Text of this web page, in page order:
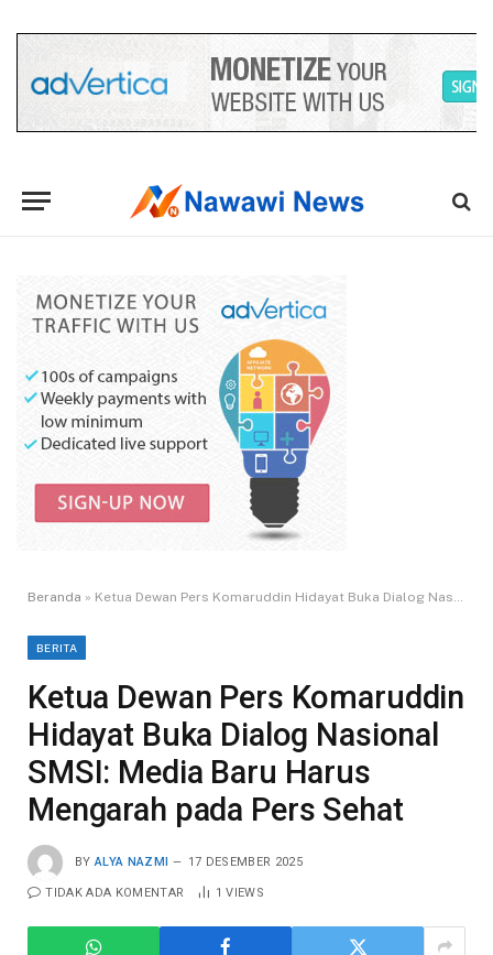
Beranda » Ketua Dewan Pers Komaruddin Hidayat Buka Dialog Nasional SMSI: Media Baru Harus Mengarah pada Pers Sehat
BERITA
Ketua Dewan Pers Komaruddin
Hidayat Buka Dialog Nasional
SMSI: Media Baru Harus
Mengarah pada Pers Sehat
BY ALYA NAZMI 17 DESEMBER 2025
TIDAK ADA KOMENTAR 1VIEWS